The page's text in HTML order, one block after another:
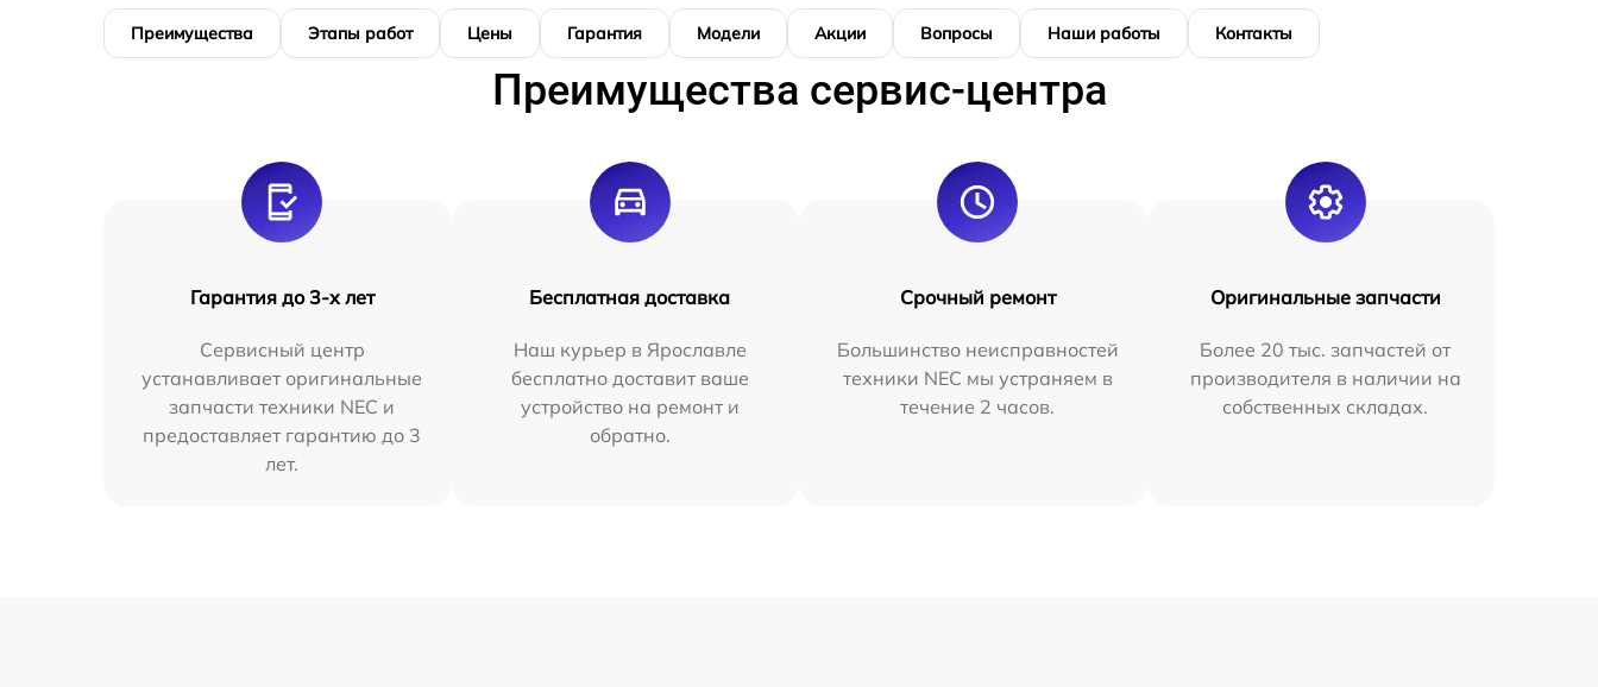
Преимущества Этапы работ Цены Гарантия Модели Акции Вопросы Наши работы Контакты
Преимущества сервис-центра
Гарантия до 3-х лет
Сервисный центр
устанавливает оригинальные
запчасти техники NEC и
предоставляет гарантию до 3
лет.
Бесплатная доставка
Наш курьер в Ярославле
бесплатно доставит ваше
устройство на ремонт и
обратно.
Срочный ремонт
Большинство неисправностей
техники NEC мы устраняем в
течение 2 часов.
Оригинальные запчасти
Более 20 тыс. запчастей от
производителя в наличии на
собственных складах.